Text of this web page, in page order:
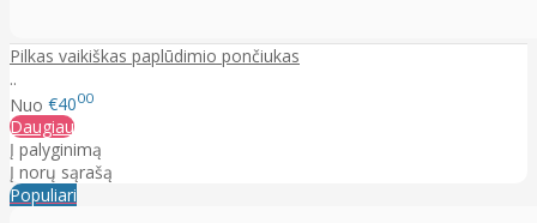
Pilkas vaikiškas paplūdimio pončiukas
..
Nuo €4000
Daugiau
Į palyginimą
Į norų sąrašą
Populiari